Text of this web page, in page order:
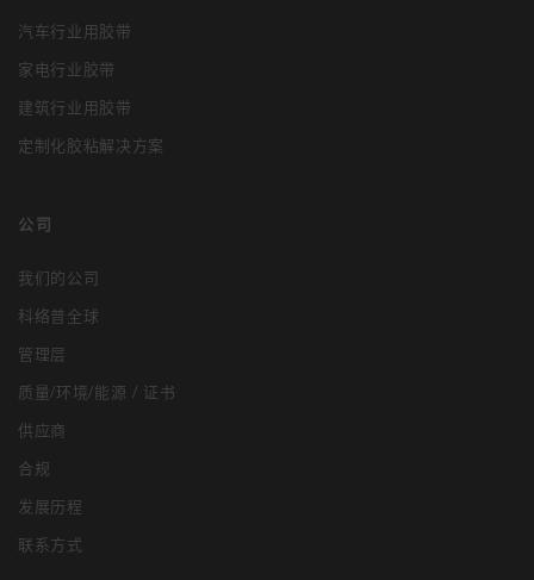
汽车行业用胶带
家电行业胶带
建筑行业用胶带
定制化胶粘解决方案
公司
我们的公司
科络普全球
管理层
质量/环境/能源 / 证书
供应商
合规
发展历程
联系方式